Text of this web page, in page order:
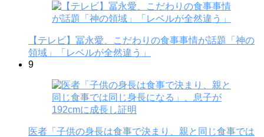
【テレビ】冨永愛、こだわりの食事事情が話題「神の
領域」「レベルが全然違う」
9
医者「子供の身長は食事で決まり、親と同じ食事では